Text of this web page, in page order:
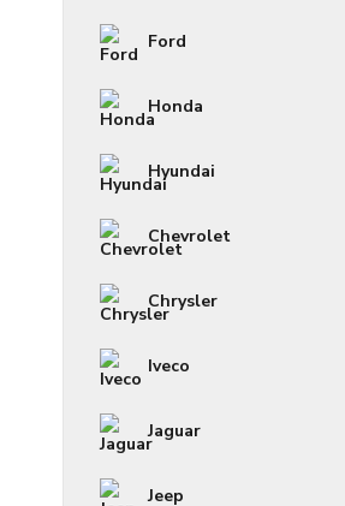
Ford
Honda
Hyundai
Chevrolet
Chrysler
Iveco
Jaguar
Jeep